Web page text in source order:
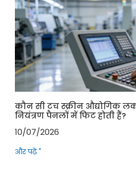
कौन सी टच स्क्रीन औद्योगिक
नियंत्रण पैनलों में फिट होती हैं?
10/07/2026
और पढ़ें "